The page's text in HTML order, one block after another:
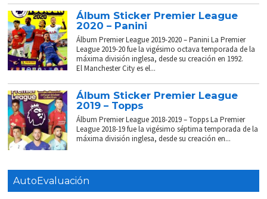
Álbum Sticker Premier League
2020 – Panini
Álbum Premier League 2019-2020 – Panini La Premier
League 2019-20 fue la vigésimo octava temporada de la
máxima división inglesa, desde su creación en 1992.
El Manchester City es el...
Álbum Sticker Premier League
2019 – Topps
Álbum Premier League 2018-2019 – Topps La Premier
League 2018-19 fue la vigésimo séptima temporada de la
máxima división inglesa, desde su creación en...
AutoEvaluación